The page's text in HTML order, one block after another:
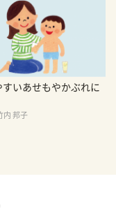
すいあせもやかぶれに
内 邦子